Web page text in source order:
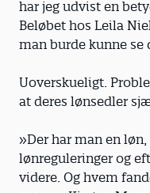
har jeg udvist en
Beløbet hos Leila
man burde kunne se
Uoverskueligt.
at deres lønsedler
»Der har man en
lønreguleringer og
videre. Og hvem